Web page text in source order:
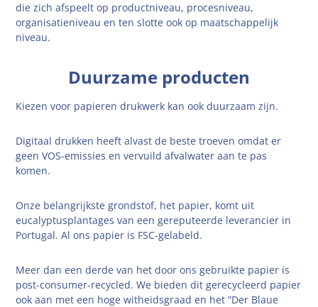
die zich afspeelt op productniveau, procesniveau,
organisatieniveau en ten slotte ook op maatschappelijk
niveau.
Duurzame producten
Kiezen voor papieren drukwerk kan ook duurzaam zijn.
Digitaal drukken heeft alvast de beste troeven omdat er
geen VOS-emissies en vervuild afvalwater aan te pas
komen.
Onze belangrijkste grondstof, het papier, komt uit
eucalyptusplantages van een gereputeerde leverancier in
Portugal. Al ons papier is FSC-gelabeld.
Meer dan een derde van het door ons gebruikte papier is
post-consumer-recycled. We bieden dit gerecycleerd papier
ook aan met een hoge witheidsgraad en het ”Der Blaue